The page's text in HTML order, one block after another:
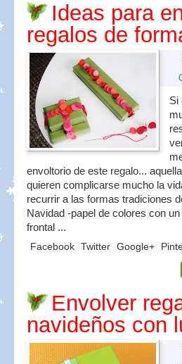
Ideas para
regalos de
Si
envoltorio de este regalo...
quieren complicarse mucho la
recurrir a las formas tradiciones
Navidad -papel de colores con
frontal ...
Facebook Twitter Google+
Envolver
navideños con